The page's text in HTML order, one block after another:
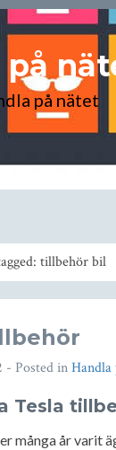
på
på nätet
tillbehör bil
- Posted inHandla
Tesla
många år varit